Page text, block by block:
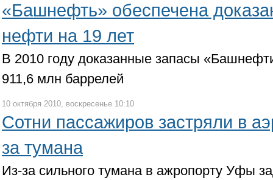
«Башнефть» обеспечена
нефти на 19 лет
В 2010 году доказанные запасы
911,6 млн баррелей
10 октября 2010, воскресенье 10:10
Сотни пассажиров застряли в
за тумана
Из-за сильного тумана в ажропорту Уфы